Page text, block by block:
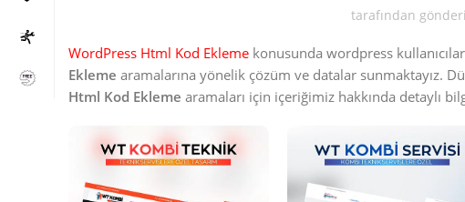
tarafından
WordPress Html Kod Ekleme konusunda wordpress
Ekleme aramalarına yönelik çözüm ve datalar sunmaktayız.
Html Kod Ekleme aramaları için içeriğimiz hakkında detaylı